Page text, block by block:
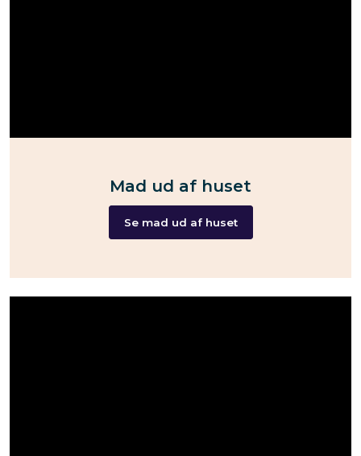
Mad ud af huset
Se mad ud af huset